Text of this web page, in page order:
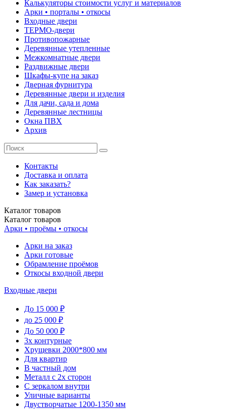
Калькуляторы стоимости услуг и материалов
Арки • порталы • откосы
Входные двери
ТЕРМО-двери
Противопожарные
Деревянные утепленные
Межкомнатные двери
Раздвижные двери
Шкафы-купе на заказ
Дверная фурнитура
Деревянные двери и изделия
Для дачи, сада и дома
Деревянные лестницы
Окна ПВХ
Архив
Контакты
Доставка и оплата
Как заказать?
Замер и установка
Каталог товаров
Каталог товаров
Арки • проёмы • откосы
Арки на заказ
Арки готовые
Обрамление проёмов
Откосы входной двери
Входные двери
До 15 000 ₽
до 25 000 ₽
До 50 000 ₽
3х контурные
Хрущевки 2000*800 мм
Для квартир
В частный дом
Металл с 2х сторон
С зеркалом внутри
Уличные варианты
Двустворчатые 1200-1350 мм